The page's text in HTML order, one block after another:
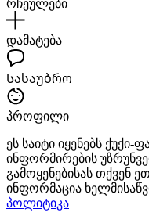
რჩეულები
დამატება
Სასაუბრო
პროფილი
ეს საიტი იყენებს
ინფორმირების
გამოყენებისას თქვენ
ინფორმაცია
პოლიტიკა